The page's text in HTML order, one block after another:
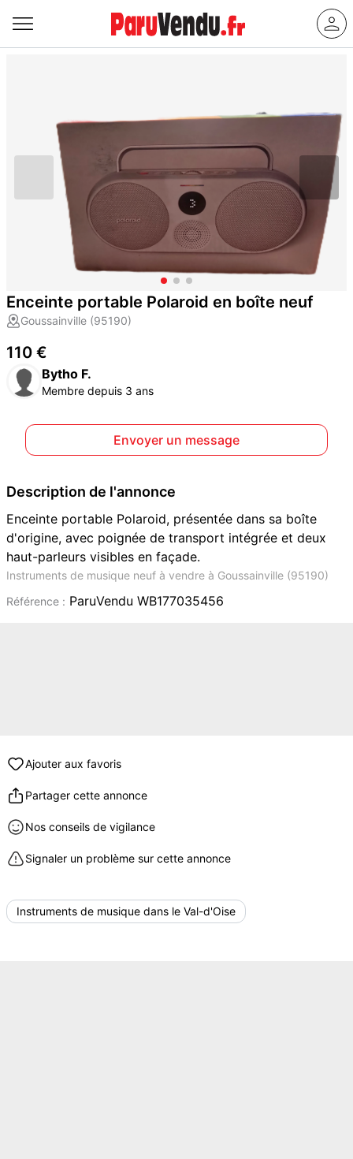
Enceinte portable Polaroid en boîte neuf
Goussainville (95190)
110 €
Bytho F.
Membre depuis 3 ans
Envoyer un message
Description de l'annonce
Enceinte portable Polaroid, présentée dans sa boîte
d'origine, avec poignée de transport intégrée et deux
haut-parleurs visibles en façade.
Instruments de musique neuf à vendre à Goussainville (95190)
Référence : ParuVendu WB177035456
Ajouter aux favoris
Partager cette annonce
Nos conseils de vigilance
Signaler un problème sur cette annonce
Instruments de musique dans le Val-d'Oise